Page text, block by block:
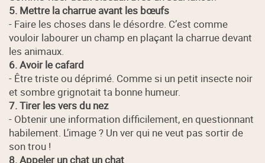
5. Mettre la charrue avant les bœufs
- Faire les choses dans le désordre. C’est comme
vouloir labourer un champ en plaçant la charrue devant
les animaux.
6. Avoir le cafard
- Être triste ou déprimé. Comme si un petit insecte noir
et sombre grignotait ta bonne humeur.
7. Tirer les vers du nez
- Obtenir une information difficilement, en questionnant
habilement. L’image ? Un ver qui ne veut pas sortir de
son trou !
8. Appeler un chat un chat